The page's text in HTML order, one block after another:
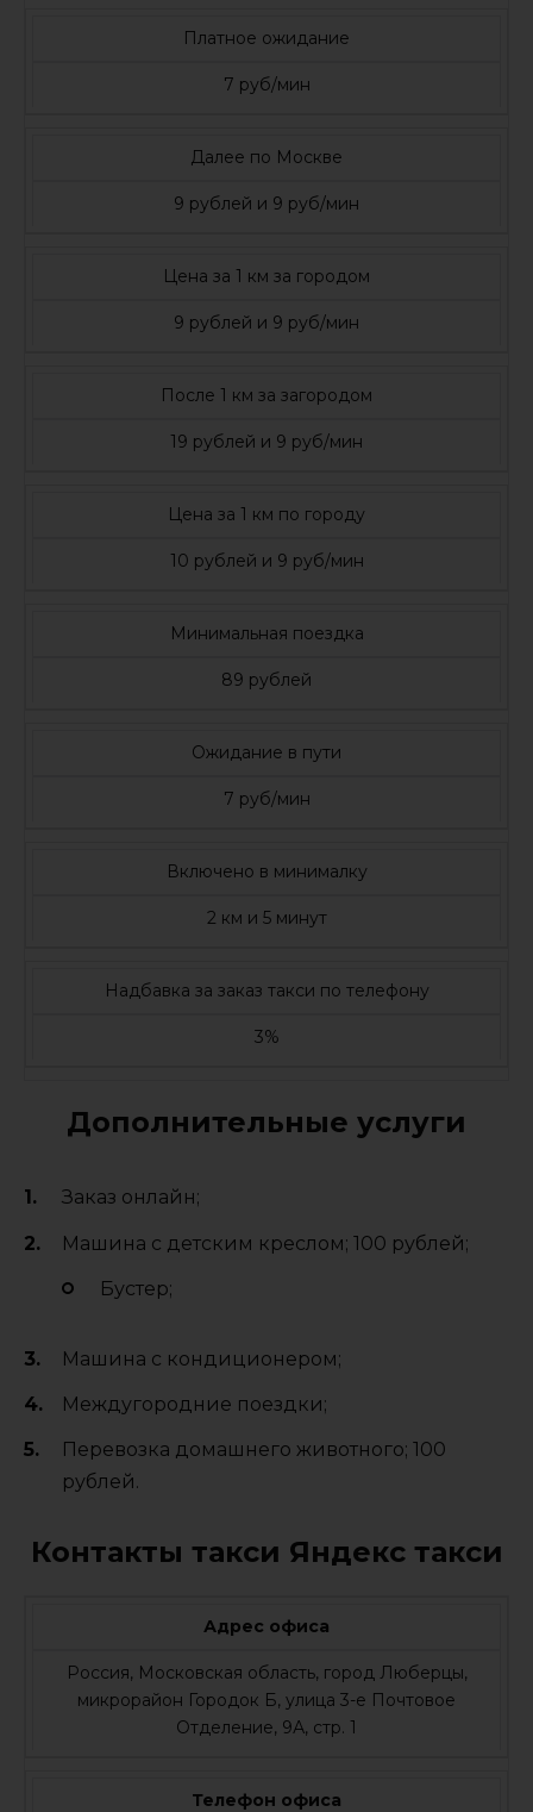
Платное ожидание
7 руб/мин
Далее по Москве
9 рублей и 9 руб/мин
Цена за 1 км за городом
9 рублей и 9 руб/мин
После 1 км за загородом
19 рублей и 9 руб/мин
Цена за 1 км по городу
10 рублей и 9 руб/мин
Минимальная поездка
89 рублей
Ожидание в пути
7 руб/мин
Включено в минималку
2 км и 5 минут
Надбавка за заказ такси по телефону
3%
Дополнительные услуги
Заказ онлайн;
Машина с детским креслом; 100 рублей;
Бустер;
Машина с кондиционером;
Междугородние поездки;
Перевозка домашнего животного; 100
рублей.
Контакты такси Яндекс такси
Адрес офиса
Россия, Московская область, город Люберцы,
микрорайон Городок Б, улица 3-е Почтовое
Отделение, 9А, стр. 1
Телефон офиса